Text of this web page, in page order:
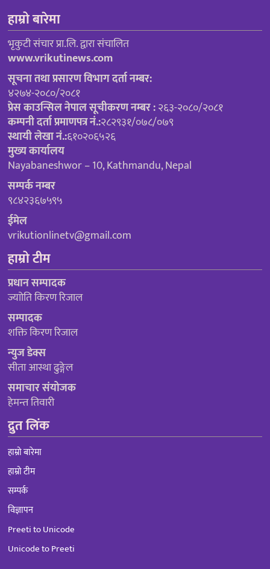
हाम्रो बारेमा
भृकुटी संचार प्रा.लि. द्वारा संचालित
www.vrikutinews.com
सूचना तथा प्रसारण विभाग दर्ता नम्बर:
४२७४-२०८०/२०८१
प्रेस काउन्सिल नेपाल सूचीकरण नम्बर :२६३-२०८०/२०८१
कम्पनी दर्ता प्रमाणपत्र नं.:२८२९३१/०७८/०७९
स्थायी लेखा नं.:६१०२०६५२६
मुख्य कार्यालय
Nayabaneshwor – 10, Kathmandu, Nepal
सम्पर्क नम्बर
९८४२३६७५९५
ईमेल
vrikutionlinetv@gmail.com
हाम्रो टीम
प्रधान सम्पादक
ज्याोति किरण रिजाल
सम्पादक
शक्ति किरण रिजाल
न्युज डेक्स
सीता आस्था ढुङ्गेल
समाचार संयोजक
हेमन्त तिवारी
द्रुत लिंक
हाम्रो बारेमा
हाम्रो टीम
सम्पर्क
विज्ञापन
Preeti to Unicode
Unicode to Preeti